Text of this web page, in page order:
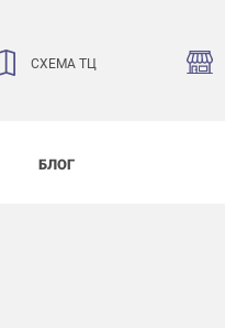
СХЕМА ТЦ
БЛОГ